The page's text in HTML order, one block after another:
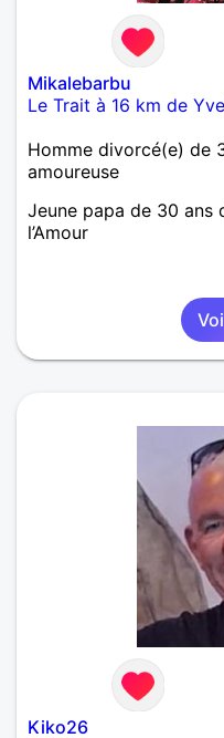
Mikalebarbu
Le Trait à 16 km de
Homme divorcé(e) de
amoureuse
Jeune papa de 30
l’Amour
Kiko26